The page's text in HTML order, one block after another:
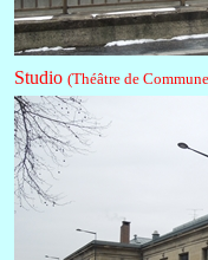
Studio (Théâtre de